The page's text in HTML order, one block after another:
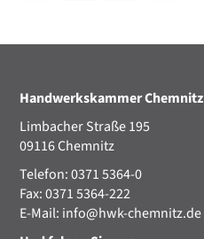
Handwerkskammer Chemnitz
Limbacher Straße 195
09116 Chemnitz
Telefon: 0371 5364-0
Fax: 0371 5364-222
E-Mail: info@hwk-chemnitz.de